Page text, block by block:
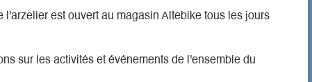
est ouvert au magasin Altebike tous les jours
sur les activités et événements de l'ensemble du